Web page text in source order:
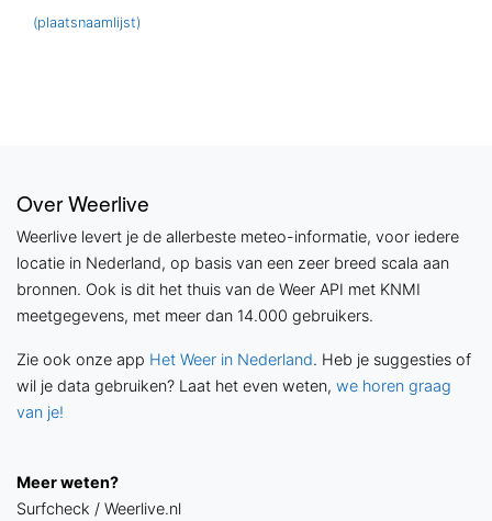
(plaatsnaamlijst)
Over Weerlive
Weerlive levert je de allerbeste meteo-informatie, voor iedere
locatie in Nederland, op basis van een zeer breed scala aan
bronnen. Ook is dit het thuis van de Weer API met KNMI
meetgegevens, met meer dan 14.000 gebruikers.
Zie ook onze app Het Weer in Nederland. Heb je suggesties of
wil je data gebruiken? Laat het even weten, we horen graag
van je!
Meer weten?
Surfcheck / Weerlive.nl